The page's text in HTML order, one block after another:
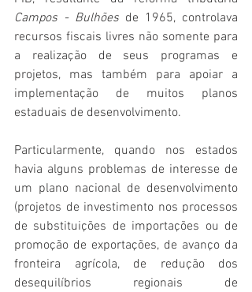
Campos - Bulhões de 1965, controlava
recursos fiscais livres não somente para
a realização de seus programas e
projetos, mas também para apoiar a
implementação de muitos planos
estaduais de desenvolvimento.
Particularmente, quando nos estados
havia alguns problemas de interesse de
um plano nacional de desenvolvimento
(projetos de investimento nos processos
de substituições de importações ou de
promoção de exportações, de avanço da
fronteira agrícola, de redução dos
desequilíbrios regionais de